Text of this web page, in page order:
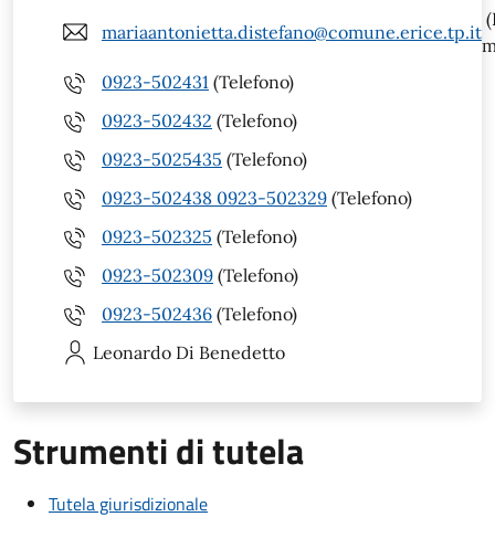
mariaantonietta.distefano@comune.erice.tp.it
0923-502431 (Telefono)
0923-502432 (Telefono)
0923-5025435 (Telefono)
0923-502438 0923-502329 (Telefono)
0923-502325 (Telefono)
0923-502309 (Telefono)
0923-502436 (Telefono)
Leonardo Di Benedetto
Strumenti di tutela
Tutela giurisdizionale